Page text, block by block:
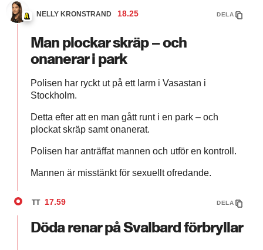
NELLY KRONSTRAND 18.25 DELA
Man plockar skräp – och
onanerar i park
Polisen har ryckt ut på ett larm i Vasastan i
Stockholm.
Detta efter att en man gått runt i en park – och
plockat skräp samt onanerat.
Polisen har anträffat mannen och utför en kontroll.
Mannen är misstänkt för sexuellt ofredande.
TT 17.59 DELA
Döda renar på Svalbard förbryllar